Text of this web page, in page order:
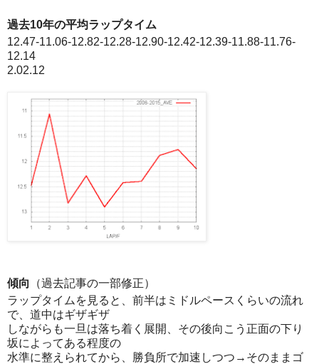
過去10年の平均ラップタイム
12.47-11.06-12.82-12.28-12.90-12.42-12.39-11.88-11.76-
12.14
2.02.12
傾向
（過去記事の一部修正）
ラップタイムを見ると、前半はミドルペースくらいの流れ
で、道中はギザギザ
しながらも一旦は落ち着く展開、その後向こう正面の下り
坂によってある程度の
水準に整えられてから、勝負所で加速しつつ→そのままゴ